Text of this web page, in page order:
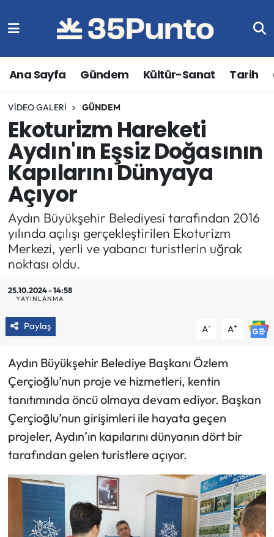
Ana Sayfa Gündem Kültür-Sanat Tarih
VIDEO GALERI GÜNDEM
Ekoturizm Hareketi
Aydın'ın Eşsiz Doğasının
Kapılarını Dünyaya
Açıyor
Aydın Büyükşehir Belediyesi tarafından 2016
yılında açılışı gerçekleştirilen Ekoturizm
Merkezi, yerli ve yabancı turistlerin uğrak
noktası oldu.
25.10.2024 - 14:58
YAYINLANMA
Paylaş A- A+
Aydın Büyükşehir Belediye Başkanı Özlem
Çerçioğlu’nun proje ve hizmetleri, kentin
tanıtımında öncü olmaya devam ediyor. Başkan
Çerçioğlu’nun girişimleri ile hayata geçen
projeler, Aydın’ın kapılarını dünyanın dört bir
tarafından gelen turistlere açıyor.